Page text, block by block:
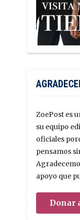
ZoePost es
su equipo
oficiales
pensamos
apoyo que
Donar